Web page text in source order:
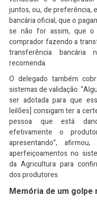
juntos, ou, de preferência,
bancária oficial, que o
se não for assim, que o
comprador fazendo a
transferência bancária
recomenda.
O delegado também
sistemas de validação.
ser adotada para que
leilões] consigam ter a
pessoa que está
efetivamente o
apresentando”,
aperfeiçoamentos no
da Agricultura para
dos produtores.
Memória de um golpe